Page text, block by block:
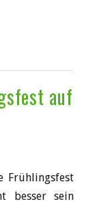
auf
Frühlingsfest
besser sein